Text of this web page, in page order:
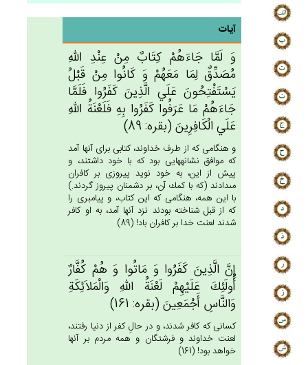
آیات
وَ لَمَّا جَاءَهُم‌ْ كِتَاب‌ٌ مِن‌ْ عِنْدِ الله‌ِ
مُصَدِّق‌ٌ لِمَا مَعَهُم‌ْ وَ كَانُوا مِن‌ْ قَبْل‌ُ
يَسْتَفْتِحُون‌َ عَلَي‌ الَّذِين‌َ كَفَرُوا فَلَمَّا
جَاءَهُم‌ْ مَا عَرَفُوا كَفَرُوا بِه‌ِ فَلَعْنَة‌ُ الله‌ِ
عَلَي‌ الْكَافِرِين‌َ (بقره: 89)
و هنگامى كه از طرف خداوند، كتابى براى آنها آمد
كه موافق نشانه‏هايى بود كه با خود داشتند، و
پيش از اين، به خود نويد پيروزى بر كافران
مى‏دادند (كه با كمك آن، بر دشمنان پيروز گردند.)
با اين همه، هنگامى كه اين كتاب، و پيامبرى را
كه از قبل شناخته بودند نزد آنها آمد، به او كافر
شدند لعنت خدا بر كافران باد! (89)
إِن‌َّ الَّذِين‌َ كَفَرُوا وَ مَاتُوا وَ هُم‌ْ كُفَّارٌ
أُولَئِك‌َ عَلَيْهِم‌ْ لَعْنَة‌ُ الله‌ِ وَالْمَلاَئِكَة‌ِ
وَالنَّاس‌ِ أَجْمَعِين‌َ (بقره: 161)
كسانى كه كافر شدند، و در حالِ كفر از دنيا رفتند،
لعنت خداوند و فرشتگان و همه مردم بر آنها
خواهد بود! (161)